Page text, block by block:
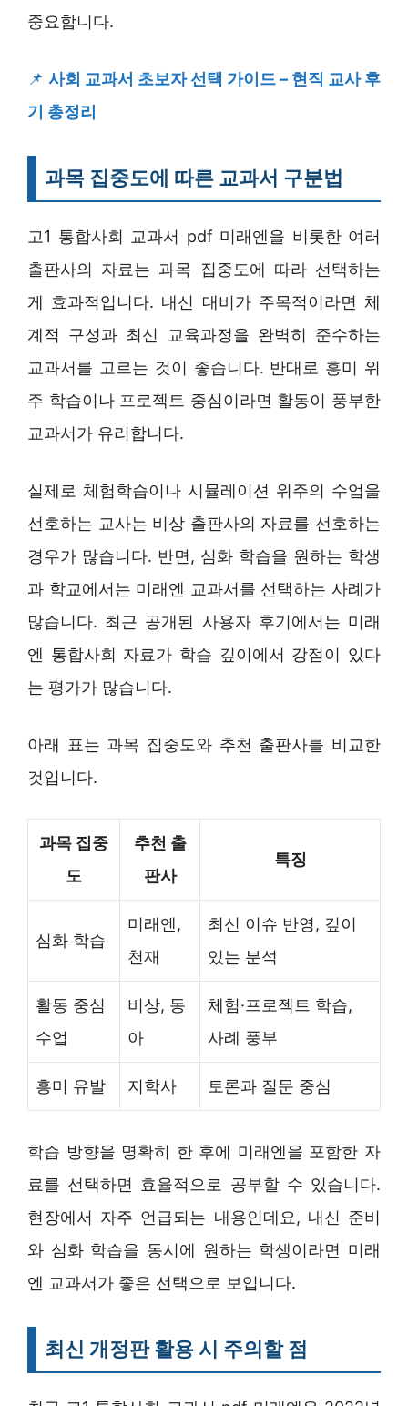
중요합니다.
📌 사회 교과서 초보자 선택 가이드 – 현직 교사 후
기 총정리
과목 집중도에 따른 교과서 구분법
고1 통합사회 교과서 pdf 미래엔을 비롯한 여러
출판사의 자료는 과목 집중도에 따라 선택하는
게 효과적입니다. 내신 대비가 주목적이라면 체
계적 구성과 최신 교육과정을 완벽히 준수하는
교과서를 고르는 것이 좋습니다. 반대로 흥미 위
주 학습이나 프로젝트 중심이라면 활동이 풍부한
교과서가 유리합니다.
실제로 체험학습이나 시뮬레이션 위주의 수업을
선호하는 교사는 비상 출판사의 자료를 선호하는
경우가 많습니다. 반면, 심화 학습을 원하는 학생
과 학교에서는 미래엔 교과서를 선택하는 사례가
많습니다. 최근 공개된 사용자 후기에서는 미래
엔 통합사회 자료가 학습 깊이에서 강점이 있다
는 평가가 많습니다.
아래 표는 과목 집중도와 추천 출판사를 비교한
것입니다.
과목 집중
도
추천 출
판사
특징
심화 학습
미래엔,
천재
최신 이슈 반영, 깊이
있는 분석
활동 중심
수업
비상, 동
아
체험·프로젝트 학습,
사례 풍부
흥미 유발 지학사 토론과 질문 중심
학습 방향을 명확히 한 후에 미래엔을 포함한 자
료를 선택하면 효율적으로 공부할 수 있습니다.
현장에서 자주 언급되는 내용인데요, 내신 준비
와 심화 학습을 동시에 원하는 학생이라면 미래
엔 교과서가 좋은 선택으로 보입니다.
최신 개정판 활용 시 주의할 점